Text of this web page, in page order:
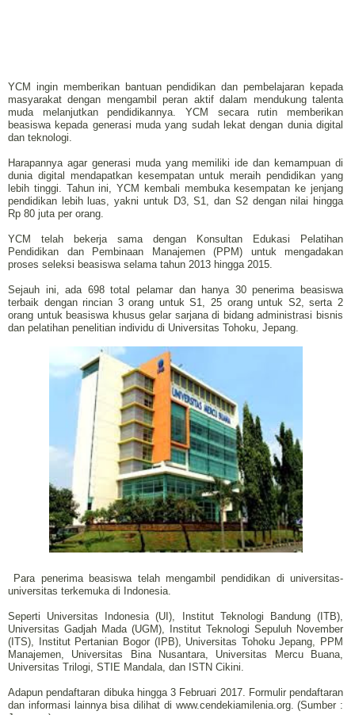
YCM ingin memberikan bantuan pendidikan dan pembelajaran kepada
masyarakat dengan mengambil peran aktif dalam mendukung talenta
muda melanjutkan pendidikannya. YCM secara rutin memberikan
beasiswa kepada generasi muda yang sudah lekat dengan dunia digital
dan teknologi.
Harapannya agar generasi muda yang memiliki ide dan kemampuan di
dunia digital mendapatkan kesempatan untuk meraih pendidikan yang
lebih tinggi. Tahun ini, YCM kembali membuka kesempatan ke jenjang
pendidikan lebih luas, yakni untuk D3, S1, dan S2 dengan nilai hingga
Rp 80 juta per orang.
YCM telah bekerja sama dengan Konsultan Edukasi Pelatihan
Pendidikan dan Pembinaan Manajemen (PPM) untuk mengadakan
proses seleksi beasiswa selama tahun 2013 hingga 2015.
Sejauh ini, ada 698 total pelamar dan hanya 30 penerima beasiswa
terbaik dengan rincian 3 orang untuk S1, 25 orang untuk S2, serta 2
orang untuk beasiswa khusus gelar sarjana di bidang administrasi bisnis
dan pelatihan penelitian individu di Universitas Tohoku, Jepang.
Para penerima beasiswa telah mengambil pendidikan di universitas-
universitas terkemuka di Indonesia.
Seperti Universitas Indonesia (UI), Institut Teknologi Bandung (ITB),
Universitas Gadjah Mada (UGM), Institut Teknologi Sepuluh November
(ITS), Institut Pertanian Bogor (IPB), Universitas Tohoku Jepang, PPM
Manajemen, Universitas Bina Nusantara, Universitas Mercu Buana,
Universitas Trilogi, STIE Mandala, dan ISTN Cikini.
Adapun pendaftaran dibuka hingga 3 Februari 2017. Formulir pendaftaran
dan informasi lainnya bisa dilihat di www.cendekiamilenia.org. (Sumber :